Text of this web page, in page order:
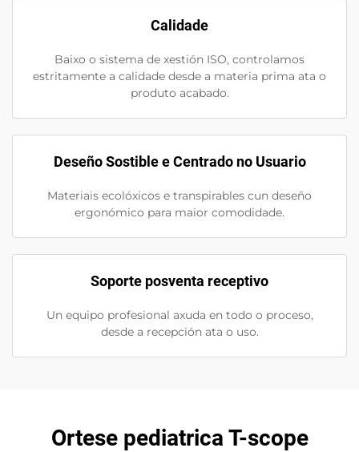
Calidade
Baixo o sistema de xestión ISO, controlamos
estritamente a calidade desde a materia prima ata o
produto acabado.
Deseño Sostible e Centrado no Usuario
Materiais ecolóxicos e transpirables cun deseño
ergonómico para maior comodidade.
Soporte posventa receptivo
Un equipo profesional axuda en todo o proceso,
desde a recepción ata o uso.
Ortese pediatrica T-scope